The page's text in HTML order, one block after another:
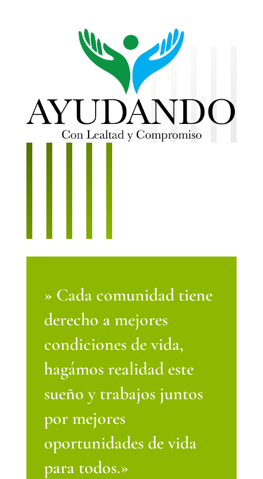
» Cada comunidad tiene
derecho a mejores
condiciones de vida,
hagámos realidad este
sueño y trabajos juntos
por mejores
oportunidades de vida
para todos.»